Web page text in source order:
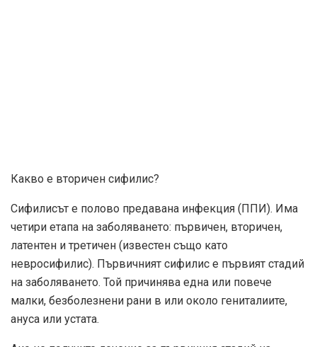
Какво е вторичен сифилис?
Сифилисът е полово предавана инфекция (ППИ). Има
четири етапа на заболяването: първичен, вторичен,
латентен и третичен (известен също като
невросифилис). Първичният сифилис е първият стадий
на заболяването. Той причинява една или повече
малки, безболезнени рани в или около гениталиите,
ануса или устата.